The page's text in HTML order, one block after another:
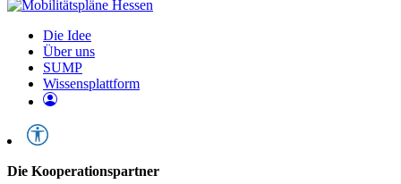
Die Idee
Über uns
SUMP
Wissensplattform
Die Kooperationspartner